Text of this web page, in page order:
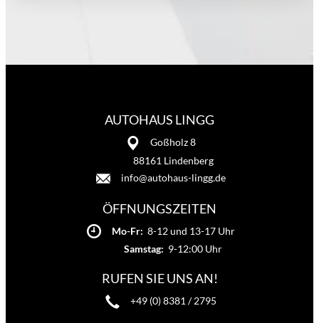
AUTOHAUS LINGG
Goßholz 8
88161 Lindenberg
info@autohaus-lingg.de
ÖFFNUNGSZEITEN
Mo-Fr: 8-12 und 13-17 Uhr
Samstag: 9-12:00 Uhr
RUFEN SIE UNS AN!
+49 (0) 8381 / 2795